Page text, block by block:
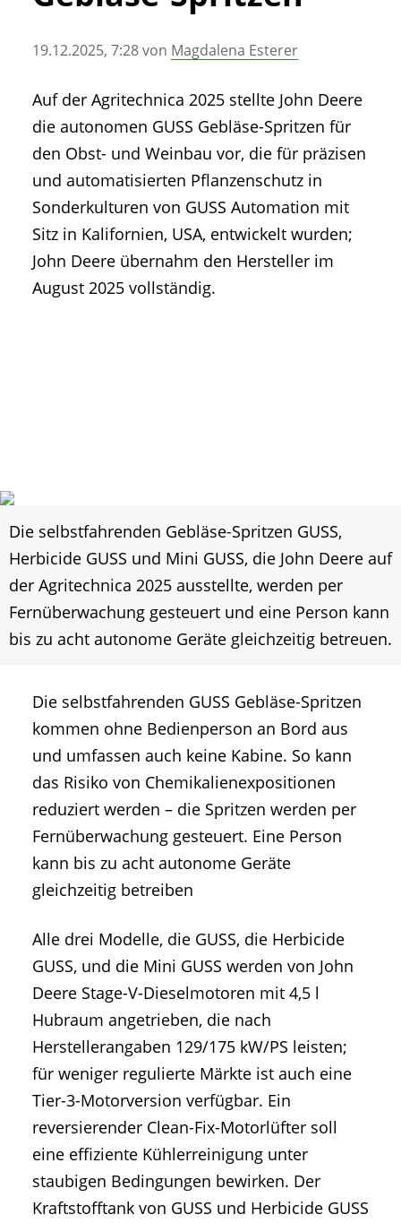
• Geschichte und Geschichten
• Messen und Veranstaltungen
• Agritechnica Neuheiten Archiv
• Artikel nach Hersteller/Marke
19.12.2025, 7:28von Magdalena Esterer
Auf der Agritechnica 2025 stellte John Deere
die autonomen GUSS Gebläse-Spritzen für
den Obst- und Weinbau vor, die für präzisen
und automatisierten Pflanzenschutz in
Sonderkulturen von GUSS Automation mit
Sitz in Kalifornien, USA, entwickelt wurden;
John Deere übernahm den Hersteller im
August 2025 vollständig.
Die selbstfahrenden Gebläse-Spritzen GUSS,
Herbicide GUSS und Mini GUSS, die John Deere auf
der Agritechnica 2025 ausstellte, werden per
Fernüberwachung gesteuert und eine Person kann
bis zu acht autonome Geräte gleichzeitig betreuen.
Die selbstfahrenden GUSS Gebläse-Spritzen
kommen ohne Bedienperson an Bord aus
und umfassen auch keine Kabine. So kann
das Risiko von Chemikalienexpositionen
reduziert werden – die Spritzen werden per
Fernüberwachung gesteuert. Eine Person
kann bis zu acht autonome Geräte
gleichzeitig betreiben
Alle drei Modelle, die GUSS, die Herbicide
GUSS, und die Mini GUSS werden von John
Deere Stage-V-Dieselmotoren mit 4,5 l
Hubraum angetrieben, die nach
Herstellerangaben 129/175 kW/PS leisten;
für weniger regulierte Märkte ist auch eine
Tier-3-Motorversion verfügbar. Ein
reversierender Clean-Fix-Motorlüfter soll
eine effiziente Kühlerreinigung unter
staubigen Bedingungen bewirken. Der
Kraftstofftank von GUSS und Herbicide GUSS